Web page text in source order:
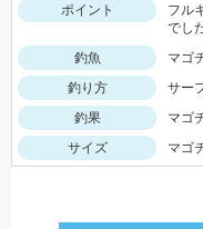
ポイント
フル
でし
釣魚
マゴ
釣り方
サー
釣果
マゴ
サイズ
マゴ